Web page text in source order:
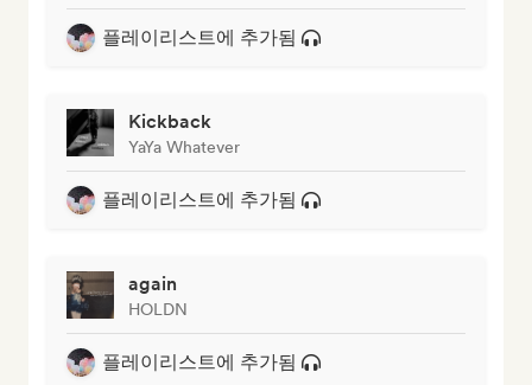
플레이리스트에 추가됨
Kickback
YaYa Whatever
플레이리스트에 추가됨
again
HOLDN
플레이리스트에 추가됨